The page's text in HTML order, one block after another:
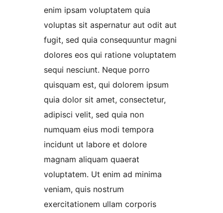
enim ipsam voluptatem quia
voluptas sit aspernatur aut odit aut
fugit, sed quia consequuntur magni
dolores eos qui ratione voluptatem
sequi nesciunt. Neque porro
quisquam est, qui dolorem ipsum
quia dolor sit amet, consectetur,
adipisci velit, sed quia non
numquam eius modi tempora
incidunt ut labore et dolore
magnam aliquam quaerat
voluptatem. Ut enim ad minima
veniam, quis nostrum
exercitationem ullam corporis